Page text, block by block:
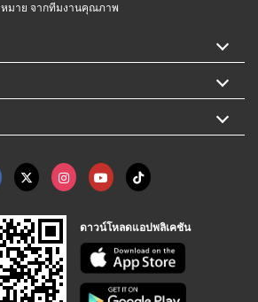
หมาย จากทีมงานคุณภาพ
ดาวน์โหลดแอปพลิเคชัน